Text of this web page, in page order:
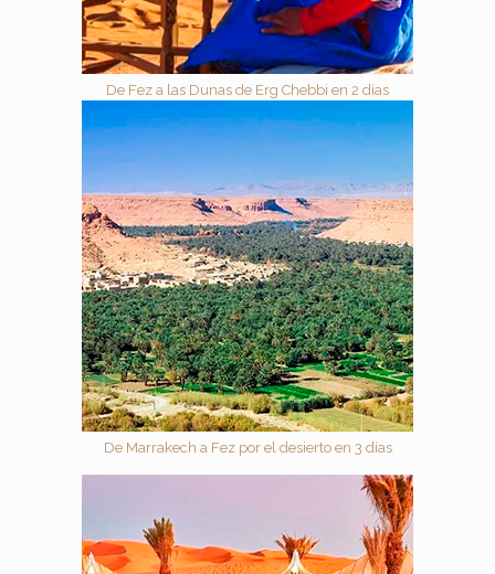
De Fez a las Dunas de Erg Chebbi en 2 días
De Marrakech a Fez por el desierto en 3 días